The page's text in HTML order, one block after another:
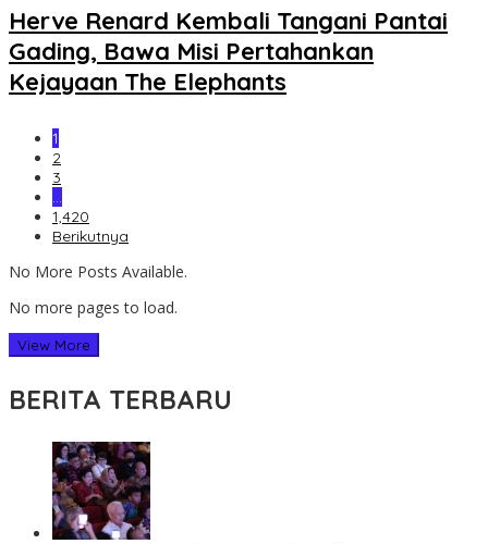
Herve Renard Kembali Tangani Pantai
Gading, Bawa Misi Pertahankan
Kejayaan The Elephants
1
2
3
…
1,420
Berikutnya
No More Posts Available.
No more pages to load.
View More
BERITA TERBARU